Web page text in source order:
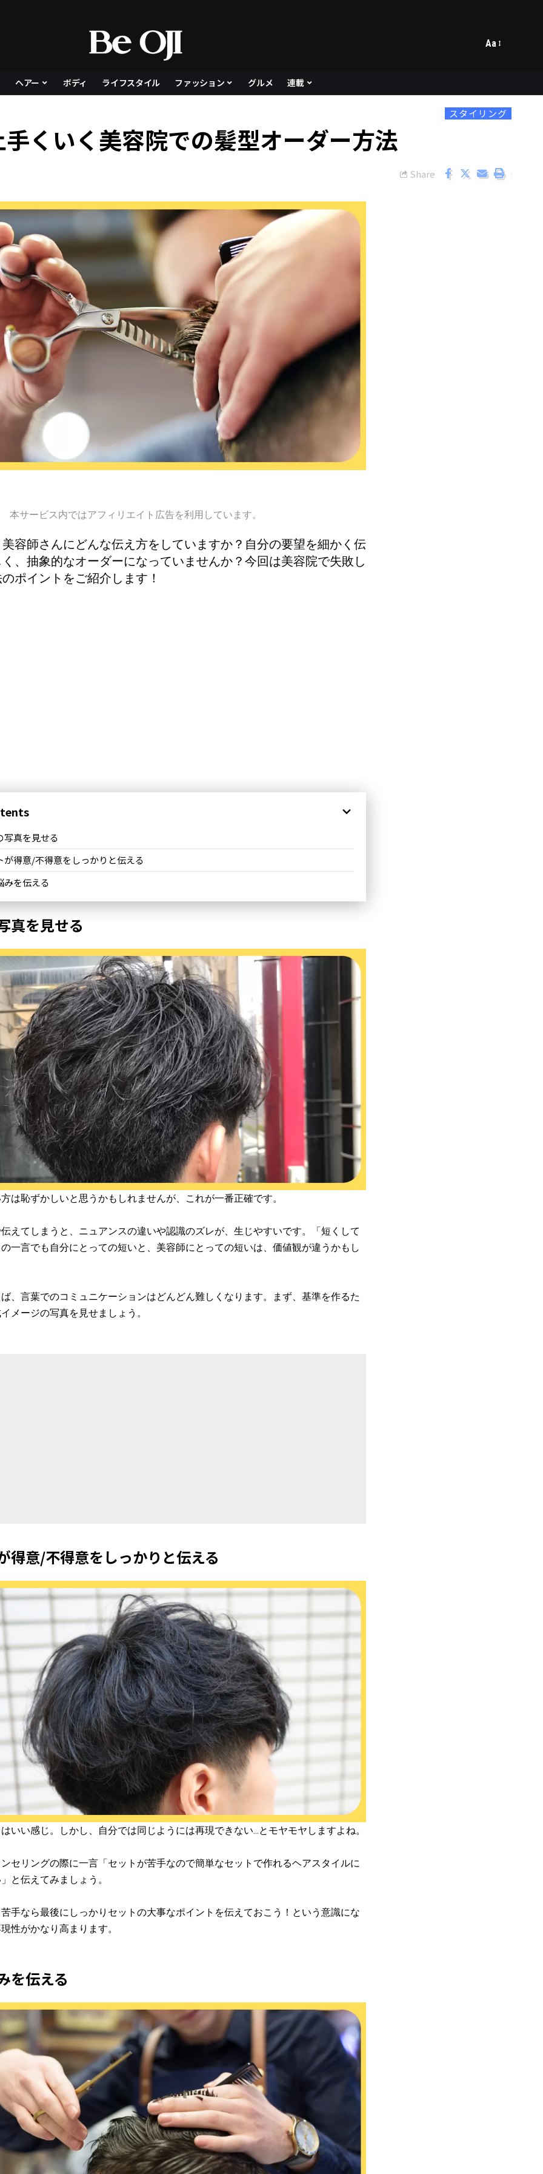
Aa
ヘアー ボディ ライフスタイル ファッション グルメ 連載
スタイリング
くいく美容院での髪型オーダー方法
Share
本サービス内ではアフィリエイト広告を利用しています。
容師さんにどんな伝え方をしていますか？自分の要望を細かく伝
、抽象的なオーダーになっていませんか？今回は美容院で失敗し
ポイントをご紹介します！
写真を見せる
が得意/不得意をしっかりと伝える
みを伝える
真を見せる
は恥ずかしいと思うかもしれませんが、これが一番正確です。
えてしまうと、ニュアンスの違いや認識のズレが、生じやすいです。「短くして
一言でも自分にとっての短いと、美容師にとっての短いは、価値観が違うかもし
、言葉でのコミュニケーションはどんどん難しくなります。まず、基準を作るた
メージの写真を見せましょう。
得意/不得意をしっかりと伝える
いい感じ。しかし、自分では同じようには再現できない…とモヤモヤしますよね。
セリングの際に一言「セットが苦手なので簡単なセットで作れるヘアスタイルに
と伝えてみましょう。
手なら最後にしっかりセットの大事なポイントを伝えておこう！という意識にな
性がかなり高まります。
を伝える